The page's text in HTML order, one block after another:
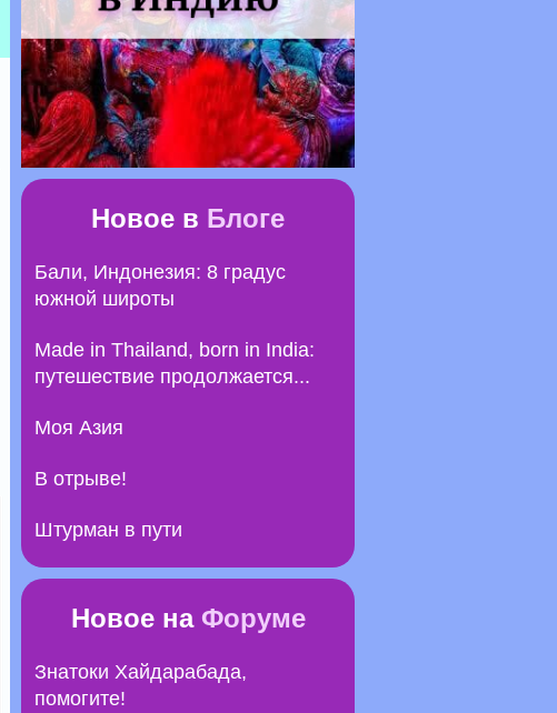
Новое в Блоге
Бали, Индонезия: 8 градус
южной широты
Made in Thailand, born in India:
путешествие продолжается...
Моя Азия
В отрыве!
Штурман в пути
Новое на Форуме
Знатоки Хайдарабада,
помогите!